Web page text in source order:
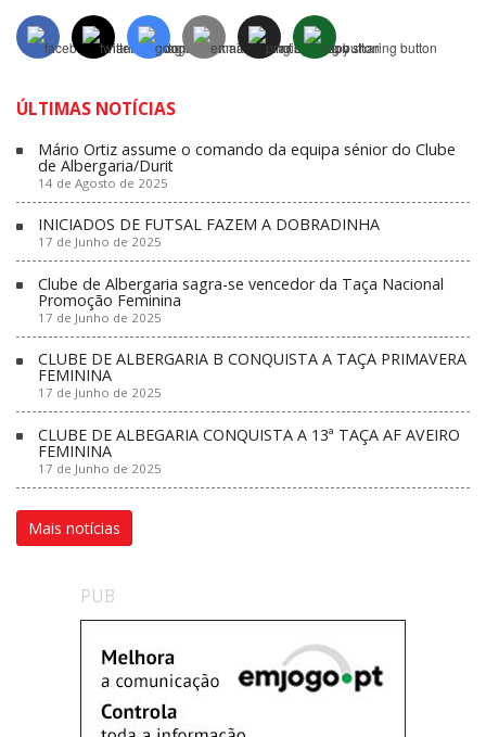
ÚLTIMAS NOTÍCIAS
Mário Ortiz assume o comando da equipa sénior do Clube
de Albergaria/Durit
14 de Agosto de 2025
INICIADOS DE FUTSAL FAZEM A DOBRADINHA
17 de Junho de 2025
Clube de Albergaria sagra-se vencedor da Taça Nacional
Promoção Feminina
17 de Junho de 2025
CLUBE DE ALBERGARIA B CONQUISTA A TAÇA PRIMAVERA
FEMININA
17 de Junho de 2025
CLUBE DE ALBEGARIA CONQUISTA A 13ª TAÇA AF AVEIRO
FEMININA
17 de Junho de 2025
Mais notícias
PUB